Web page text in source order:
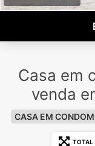
Casa em
venda
CASA EM
TOTAL